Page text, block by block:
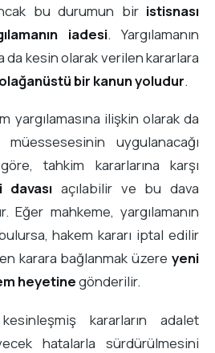
bu durumun bir istisnası
iadesi. Yargılamanın
da kesin olarak verilen kararlara
olağanüstü bir kanun yoludur.
yargılamasına ilişkin olarak da
müessesesinin uygulanacağı
tahkim kararlarına karşı
davası açılabilir ve bu dava
Eğer mahkeme, yargılamanın
hakem kararı iptal edilir
karara bağlanmak üzere yeni
heyetinegönderilir.
kararların adalet
hatalarla sürdürülmesini